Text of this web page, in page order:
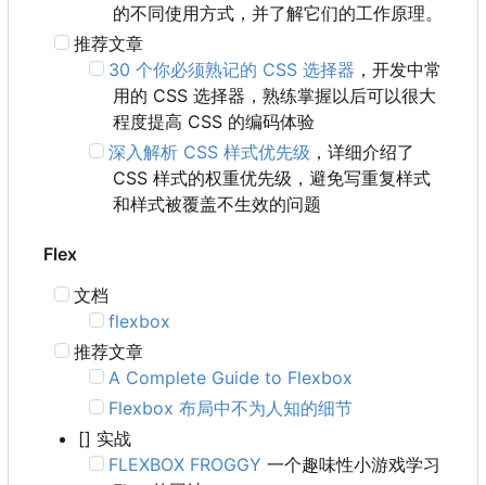
的不同使用方式，并了解它们的工作原理。
推荐文章
30 个你必须熟记的 CSS 选择器 ，开发中常
用的 CSS 选择器，熟练掌握以后可以很大
程度提高 CSS 的编码体验
深入解析 CSS 样式优先级 ，详细介绍了
CSS 样式的权重优先级，避免写重复样式
和样式被覆盖不生效的问题
Flex
文档
flexbox
推荐文章
A Complete Guide to Flexbox
Flexbox 布局中不为人知的细节
[] 实战
FLEXBOX FROGGY 一个趣味性小游戏学习